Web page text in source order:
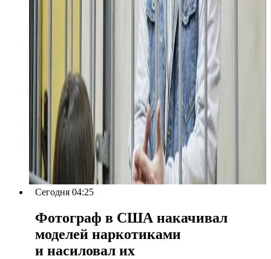
Сегодня 04:25
Фотограф в США накачивал
моделей наркотиками
и насиловал их